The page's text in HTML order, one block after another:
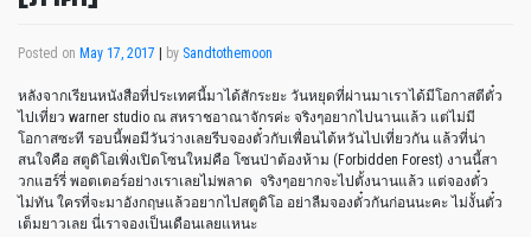
Posted on May 17, 2017 | by Sandtothemoon
หลังจากเรียนหนังสือที่ประเทศนี้มาได้สักระยะ วันหยุดที่ผ่านมาเราได้มีโอกาสตีตั๋ว
ไปเที่ยว warner studio ณ สหราชอาณาจักรค่ะ จริงๆอยากไปนานแล้ว แต่ไม่มี
โอกาสซะที รอบนี้พอมีวันว่างเลยรีบจองตั๋วกับเพื่อนไต้หวันไปเที่ยวกัน แล้วที่น่า
สนใจคือ สตูดิโอเพิ่งเปิดโซนใหม่คือ โซนป่าต้องห้าม (Forbidden Forest) งานนี้สา
วกแฮร์รี่ พอตเตอร์อย่างเราเลยไม่พลาด จริงๆอยากจะไปตั้งนานแล้ว แต่จองตั๋ว
ไม่ทัน ใครที่จะมาอังกฤษแล้วอยากไปสตูดิโอ อย่าลืมจองตั๋วกันก่อนนะคะ ไม่งั้นตั๋ว
เต็มยาวเลย นี่เราจองเป็นเดือนเลยแหนะ